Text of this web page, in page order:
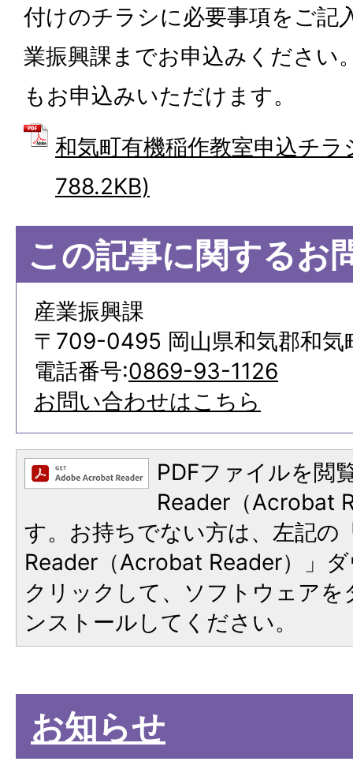
付けのチラシに必要事項をご記
業振興課までお申込みください
もお申込みいただけます。
和気町有機稲作教室申込チ
788.2KB)
この記事に関するお
産業振興課
〒709-0495 岡山県和気郡和気
電話番号:0869-93-1126
お問い合わせはこちら
PDFファイルを閲
Reader（Acrobat
す。お持ちでない方は、左記の
Reader（Acrobat Reader）」
クリックして、ソフトウェア
ンストールしてください。
お知らせ